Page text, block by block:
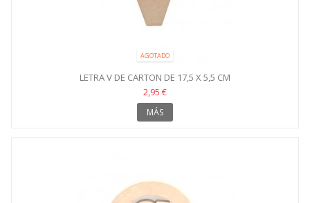
AGOTADO
LETRA V DE CARTON DE 17,5 X 5,5 CM
2,95 €
MÁS